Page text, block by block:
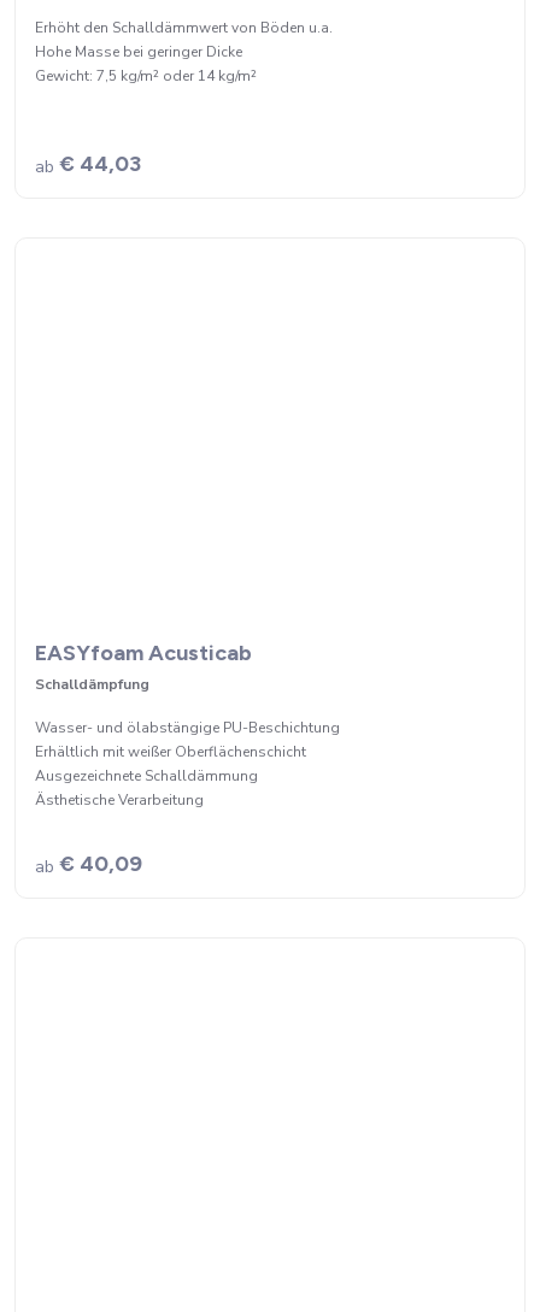
Erhöht den Schalldämmwert von Böden u.a.
Hohe Masse bei geringer Dicke
Gewicht: 7,5 kg/m² oder 14 kg/m²
ab € 44,03
EASYfoam Acusticab
Schalldämpfung
Wasser- und ölabstängige PU-Beschichtung
Erhältlich mit weißer Oberflächenschicht
Ausgezeichnete Schalldämmung
Ästhetische Verarbeitung
ab € 40,09